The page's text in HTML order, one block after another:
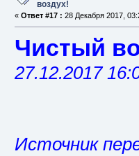
воздух!
« Ответ #17 : 28 Декабря 2017,
Чистый
27.12.2017
Источник